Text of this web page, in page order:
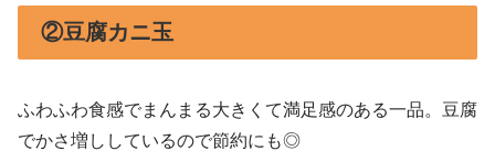
②豆腐カニ玉
ふわふわ食感でまんまる大きくて満足感のある一品。豆腐
でかさ増ししているので節約にも◎